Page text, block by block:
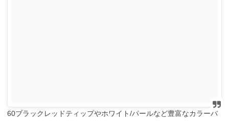
60ブラックレッドティップやホワイト/パールなど豊富なカラーバ